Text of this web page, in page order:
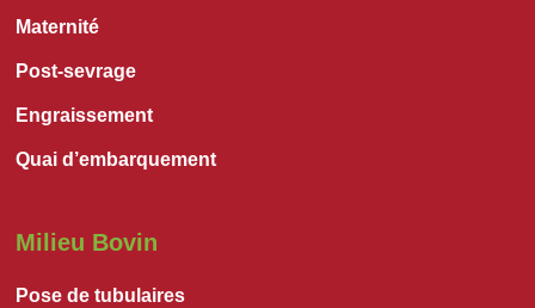
Maternité
Post-sevrage
Engraissement
Quai d’embarquement
Milieu Bovin
Pose de tubulaires